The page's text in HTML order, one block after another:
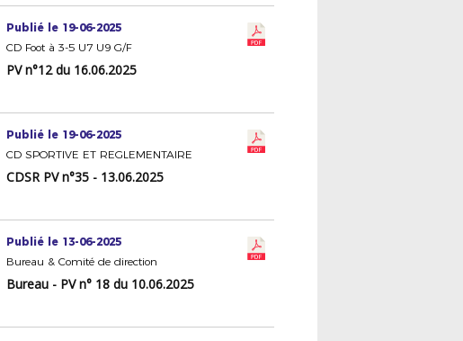
Publié le 19-06-2025
CD Foot à 3-5 U7 U9 G/F
PV n°12 du 16.06.2025
Publié le 19-06-2025
CD SPORTIVE ET REGLEMENTAIRE
CDSR PV n°35 - 13.06.2025
Publié le 13-06-2025
Bureau & Comité de direction
Bureau - PV n° 18 du 10.06.2025